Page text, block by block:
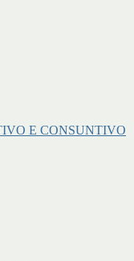
E CONSUNTIVO